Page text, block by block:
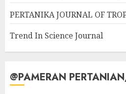
PERTANIKA JOURNAL OF
Trend In Science Journal
@PAMERAN